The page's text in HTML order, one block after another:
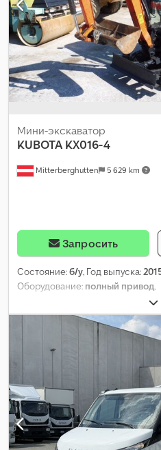
Mitterberghutten 5 629 km
Мини-экскаватор
KUBOTA KX016-4
Запросить
Состояние:б/у, Год выпуска:
Оборудование: полный привод,